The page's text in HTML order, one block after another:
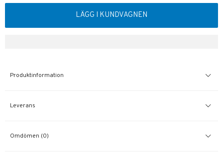
LÄGG I KUNDVAGNEN
Produktinformation
Leverans
Omdömen (0)